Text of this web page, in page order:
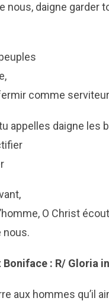
nous, daigne garder
comme
appelles daigne les
O Christ
nous.
: R/ Gloria
aux hommes qu’il